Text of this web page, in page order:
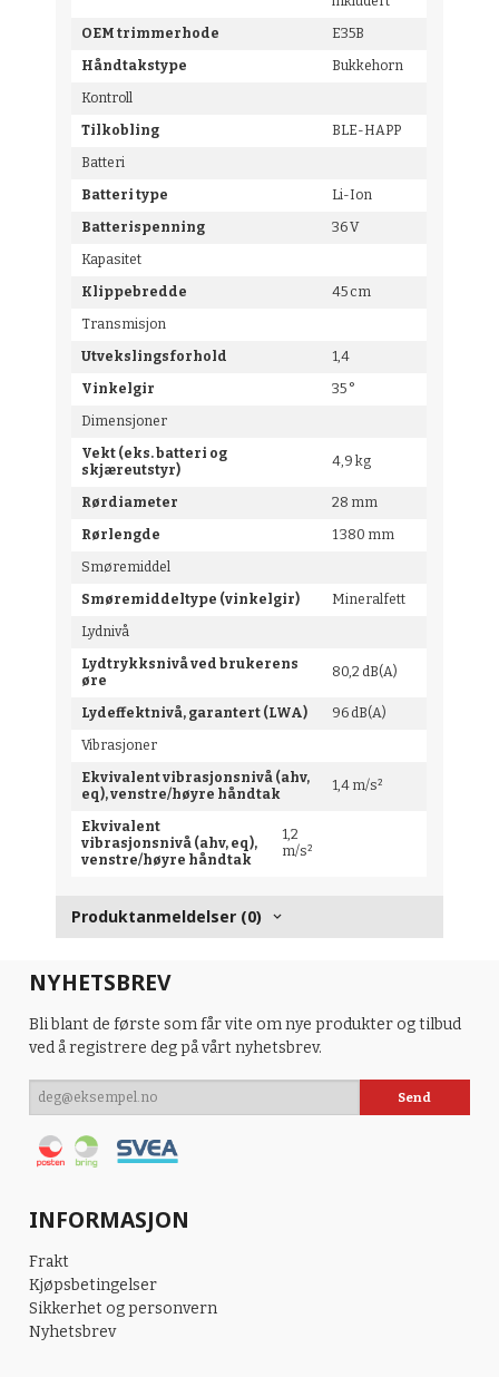
OEM trimmerhode E35B
Håndtakstype Bukkehorn
Kontroll
Tilkobling BLE-HAPP
Batteri
Batteri type Li-Ion
Batterispenning 36 V
Kapasitet
Klippebredde 45 cm
Transmisjon
Utvekslingsforhold 1,4
Vinkelgir 35 °
Dimensjoner
Vekt (eks. batteri og
skjæreutstyr)
4,9 kg
Rørdiameter 28 mm
Rørlengde 1 380 mm
Smøremiddel
Smøremiddeltype (vinkelgir) Mineralfett
Lydnivå
Lydtrykksnivå ved brukerens
øre
80,2 dB(A)
Lydeffektnivå, garantert (LWA) 96 dB(A)
Vibrasjoner
Ekvivalent vibrasjonsnivå (ahv,
eq), venstre/høyre håndtak
1,4 m/s²
Ekvivalent
vibrasjonsnivå (ahv, eq),
venstre/høyre håndtak
1,2
m/s²
Produktanmeldelser (0)
NYHETSBREV
Bli blant de første som får vite om nye produkter og tilbud
ved å registrere deg på vårt nyhetsbrev.
INFORMASJON
Frakt
Kjøpsbetingelser
Sikkerhet og personvern
Nyhetsbrev